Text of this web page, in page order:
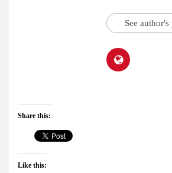
See author's
Share this:
Like this: